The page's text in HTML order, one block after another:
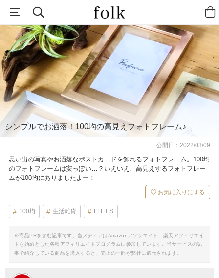
シンプルでお洒落！100均の高見えフォトフレーム♪
公開日：2022/03/09
思い出の写真やお洒落なポストカードを飾れるフォトフレーム。100均
のフォトフレームは安っぽい…？いえいえ、高見えするフォトフレー
ムが100均にありましたよー！
お気に入りにする
100均 生活雑貨 FLET’S
※商品PRを含む記事です。当メディアはAmazonアソシエイト、楽天アフィリエイ
トを始めとした各種アフィリエイトプログラムに参加しています。当サービスの記
事で紹介している商品を購入すると、売上の一部が弊社に還元されます。